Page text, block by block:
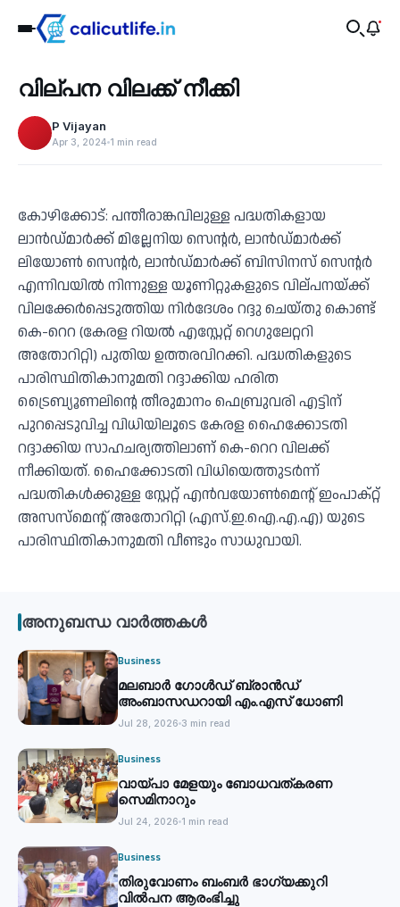
‹
Business
വില്പന വിലക്ക് നീക്കി
P Vijayan
Apr 3, 2024 1 min read
കോഴിക്കോട്: പന്തീരാങ്കവിലുള്ള പദ്ധതികളായ
ലാന്‍ഡ്മാര്‍ക്ക് മില്ലേനിയ സെന്റര്‍, ലാന്‍ഡ്മാര്‍ക്ക്
ലിയോണ്‍ സെന്റര്‍, ലാന്‍ഡ്മാര്‍ക്ക് ബിസിനസ് സെന്റര്‍
എന്നിവയില്‍ നിന്നുള്ള യൂണിറ്റുകളുടെ വില്പനയ്ക്ക്
വിലക്കേര്‍പ്പെടുത്തിയ നിര്‍ദേശം റദ്ദു ചെയ്തു കൊണ്ട്
കെ-റെറ (കേരള റിയൽ എസ്റ്റേറ്റ് റെഗുലേറ്ററി
അതോറിറ്റി) പുതിയ ഉത്തരവിറക്കി. പദ്ധതികളുടെ
പാരിസ്ഥിതികാനുമതി റദ്ദാക്കിയ ഹരിത
ട്രൈബ്യൂണലിന്റെ തീരുമാനം ഫെബ്രുവരി എട്ടിന്
പുറപ്പെടുവിച്ച വിധിയിലൂടെ കേരള ഹൈക്കോടതി
റദ്ദാക്കിയ സാഹചര്യത്തിലാണ് കെ-റെറ വിലക്ക്
നീക്കിയത്. ഹൈക്കോടതി വിധിയെത്തുടര്‍ന്ന്
പദ്ധതികള്‍ക്കുള്ള സ്റ്റേറ്റ് എന്‍വയോണ്‍മെന്റ് ഇംപാക്റ്റ്
അസസ്മെന്റ് അതോറിറ്റി (എസ്.ഇ.ഐ.എ.എ) യുടെ
പാരിസ്ഥിതികാനുമതി വീണ്ടും സാധുവായി.
അനുബന്ധ വാർത്തകൾ
Business
മലബാര്‍ ഗോൾഡ് ബ്രാന്‍ഡ്
അംബാസഡറായി എം.എസ് ധോണി
Jul 28, 2026 3 min read
Business
വായ്പാ മേളയും ബോധവത്കരണ
സെമിനാറും
Jul 24, 2026 1 min read
Business
തിരുവോണം ബംബര്‍ ഭാഗ്യക്കുറി
വില്‍പന ആരംഭിച്ചു